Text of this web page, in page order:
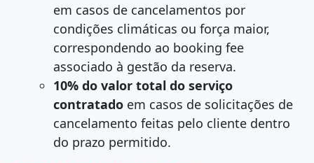
em casos de cancelamentos por
condições climáticas ou força maior,
correspondendo ao booking fee
associado à gestão da reserva.
10% do valor total do serviço
contratado em casos de solicitações de
cancelamento feitas pelo cliente dentro
do prazo permitido.